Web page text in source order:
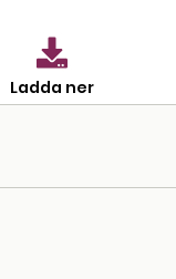
Ladda ner